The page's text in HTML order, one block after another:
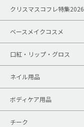
クリスマスコフレ特集2026
ベースメイクコスメ
口紅・リップ・グロス
ネイル用品
ボディケア用品
チーク